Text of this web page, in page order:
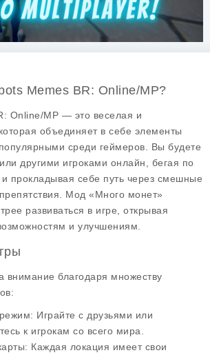
Memes BR: Online/MP?
Online/MP — это веселая и
объединяет в себе элементы
среди геймеров. Вы будете
другими игроками онлайн, бегая по
прокладывая себе путь через смешные
Мод «Много монет»
развиваться в игре, открывая
и улучшениям.
внимание благодаря множеству
: Играйте с друзьями или
к игрокам со всего мира.
: Каждая локация имеет свои